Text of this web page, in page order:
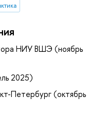
НИУ ВШЭ (ноябрь
2025)
Петербург (октябрь